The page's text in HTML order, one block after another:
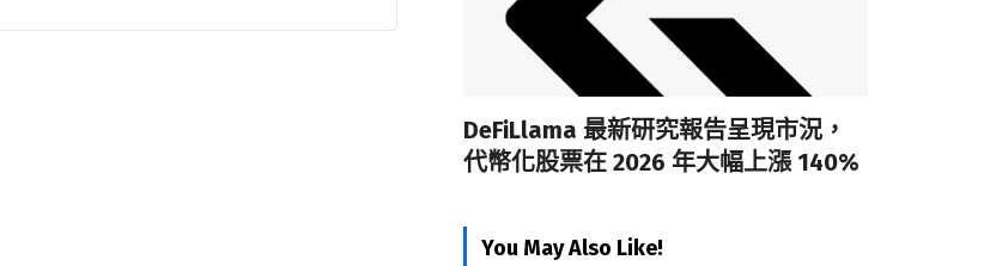
DeFiLlama 最新研究報告呈現市況，
代幣化股票在 2026 年大幅上漲 140%
You May Also Like!